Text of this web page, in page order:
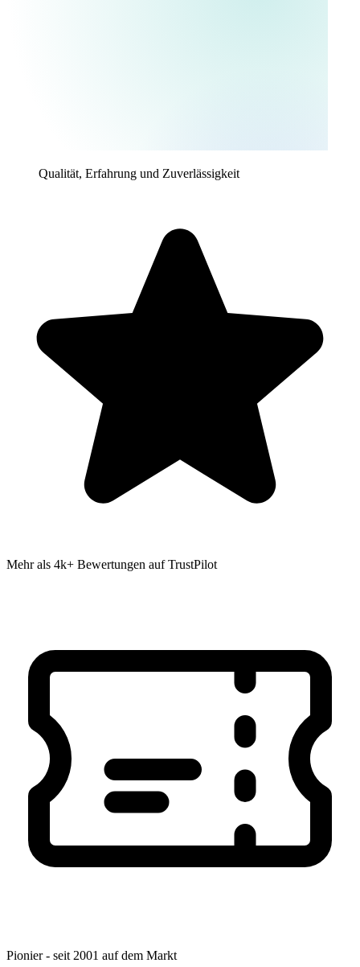
Qualität, Erfahrung und Zuverlässigkeit
Mehr als 4k+ Bewertungen auf TrustPilot
Pionier - seit 2001 auf dem Markt